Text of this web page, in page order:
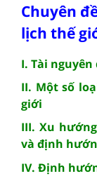
Chuyên
lịch thế
I. Tài
II. Một số
giới
III. Xu
và định
IV. Định